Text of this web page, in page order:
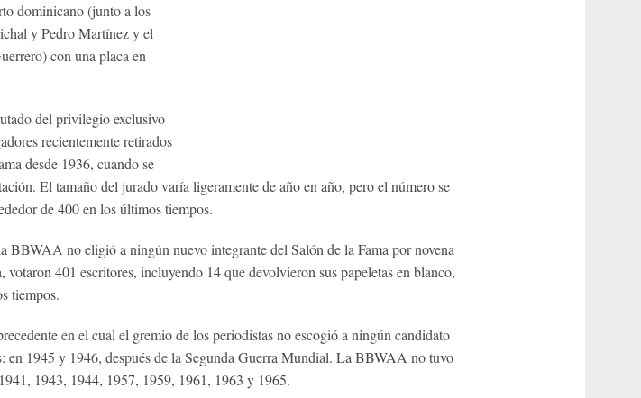
dominicano (junto a los
y Pedro Martínez y el
con una placa en
del privilegio exclusivo
recientemente retirados
desde 1936, cuando se
El tamaño del jurado varía ligeramente de año en año, pero el número se
de 400 en los últimos tiempos.
BBWAA no eligió a ningún nuevo integrante del Salón de la Fama por novena
votaron 401 escritores, incluyendo 14 que devolvieron sus papeletas en blanco,
tiempos.
en el cual el gremio de los periodistas no escogió a ningún candidato
en 1945 y 1946, después de la Segunda Guerra Mundial. La BBWAA no tuvo
1943, 1944, 1957, 1959, 1961, 1963 y 1965.